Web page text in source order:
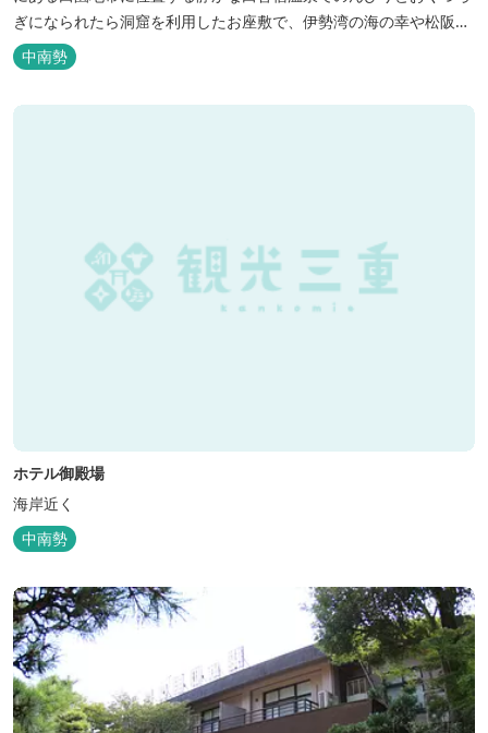
ぎになられたら洞窟を利用したお座敷で、伊勢湾の海の幸や松阪肉
を山海賊焼きをお召し上がりいただけます。年中20度前後の天然空
調、お客様を不思議な空間にご案内！ ご宴会には、大広間で和食会
席、日帰り入浴＆お食事ＯＫ。 温泉は、津に来て津の湯をお楽しみ
中南勢
ホテル御殿場
海岸近く
中南勢